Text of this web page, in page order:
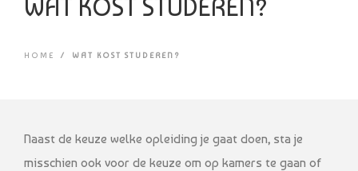
WAT KOST STUDEREN?
HOME / WAT KOST STUDEREN?
Naast de keuze welke opleiding je gaat doen, sta je
misschien ook voor de keuze om op kamers te gaan of